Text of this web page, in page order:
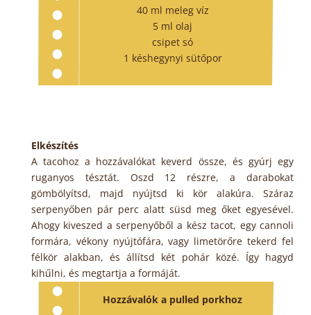
40 ml meleg víz
5 ml olaj
csipet só
1 késhegynyi sütőpor
Elkészítés
A tacohoz a hozzávalókat keverd össze, és gyúrj egy
ruganyos tésztát. Oszd 12 részre, a darabokat
gömbölyítsd, majd nyújtsd ki kör alakúra. Száraz
serpenyőben pár perc alatt süsd meg őket egyesével.
Ahogy kiveszed a serpenyőből a kész tacot, egy cannoli
formára, vékony nyújtófára, vagy limetörőre tekerd fel
félkör alakban, és állítsd két pohár közé. Így hagyd
kihűlni, és megtartja a formáját.
Hozzávalók a pulled porkhoz